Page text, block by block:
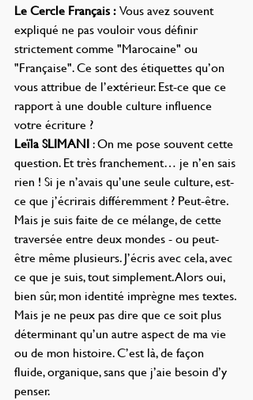
Le Cercle Français : Vous avez souvent
expliqué ne pas vouloir vous définir
strictement comme "Marocaine" ou
"Française". Ce sont des étiquettes qu’on
vous attribue de l’extérieur. Est-ce que ce
rapport à une double culture influence
votre écriture ?
Leïla SLIMANI : On me pose souvent cette
question. Et très franchement… je n’en sais
rien ! Si je n’avais qu’une seule culture, est-
ce que j’écrirais différemment ? Peut-être.
Mais je suis faite de ce mélange, de cette
traversée entre deux mondes - ou peut-
être même plusieurs. J’écris avec cela, avec
ce que je suis, tout simplement. Alors oui,
bien sûr, mon identité imprègne mes textes.
Mais je ne peux pas dire que ce soit plus
déterminant qu’un autre aspect de ma vie
ou de mon histoire. C’est là, de façon
fluide, organique, sans que j’aie besoin d’y
penser.